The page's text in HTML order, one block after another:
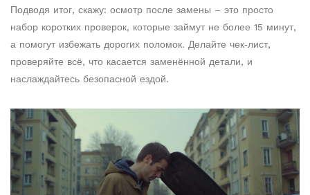
Подводя итог, скажу: осмотр после замены – это просто
набор коротких проверок, которые займут не более 15 минут,
а помогут избежать дорогих поломок. Делайте чек‑лист,
проверяйте всё, что касается заменённой детали, и
наслаждайтесь безопасной ездой.